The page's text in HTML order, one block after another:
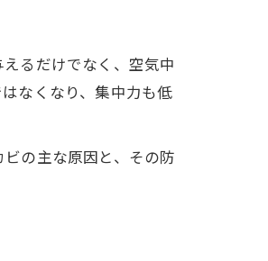
るだけでなく、空気中
なくなり、集中力も低
の主な原因と、その防